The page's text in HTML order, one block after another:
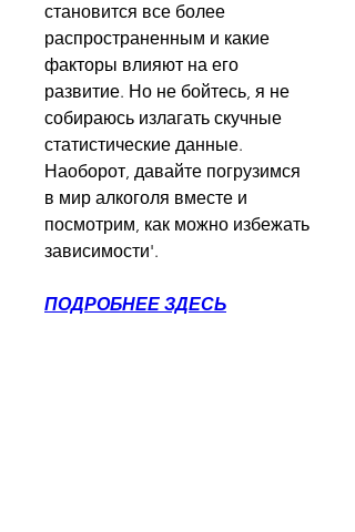
становится все более
распространенным и какие
факторы влияют на его
развитие. Но не бойтесь, я не
собираюсь излагать скучные
статистические данные.
Наоборот, давайте погрузимся
в мир алкоголя вместе и
посмотрим, как можно избежать
зависимости'.
ПОДРОБНЕЕ ЗДЕСЬ